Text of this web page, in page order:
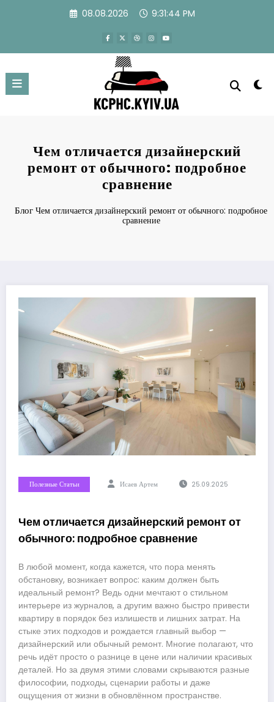
08.08.2026 9:31:45 PM
Чем отличается дизайнерский
ремонт от обычного: подробное
сравнение
Блог Чем отличается дизайнерский ремонт от обычного: подробное
сравнение
Полезные Статьи Исаев Артем 25.09.2025
Чем отличается дизайнерский ремонт от
обычного: подробное сравнение
В любой момент, когда кажется, что пора менять
обстановку, возникает вопрос: каким должен быть
идеальный ремонт? Ведь одни мечтают о стильном
интерьере из журналов, а другим важно быстро привести
квартиру в порядок без излишеств и лишних затрат. На
стыке этих подходов и рождается главный выбор —
дизайнерский или обычный ремонт. Многие полагают, что
речь идёт просто о разнице в цене или наличии красивых
деталей. Но за двумя этими словами скрываются разные
философии, подходы, сценарии работы и даже
ощущения от жизни в обновлённом пространстве.